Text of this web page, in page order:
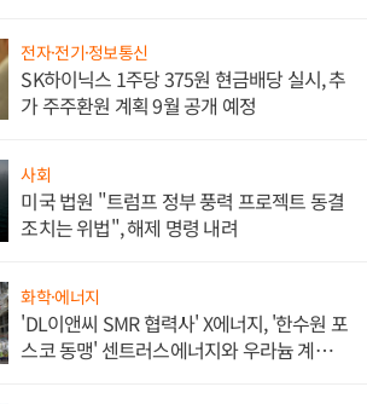
전자·전기·정보통신
SK하이닉스 1주당 375원 현금배당 실시, 추
가 주주환원 계획 9월 공개 예정
사회
미국 법원 "트럼프 정부 풍력 프로젝트 동결
조치는 위법", 해제 명령 내려
화학·에너지
'DL이앤씨 SMR 협력사' X에너지, '한수원 포
스코 동맹' 센트러스에너지와 우라늄 계약